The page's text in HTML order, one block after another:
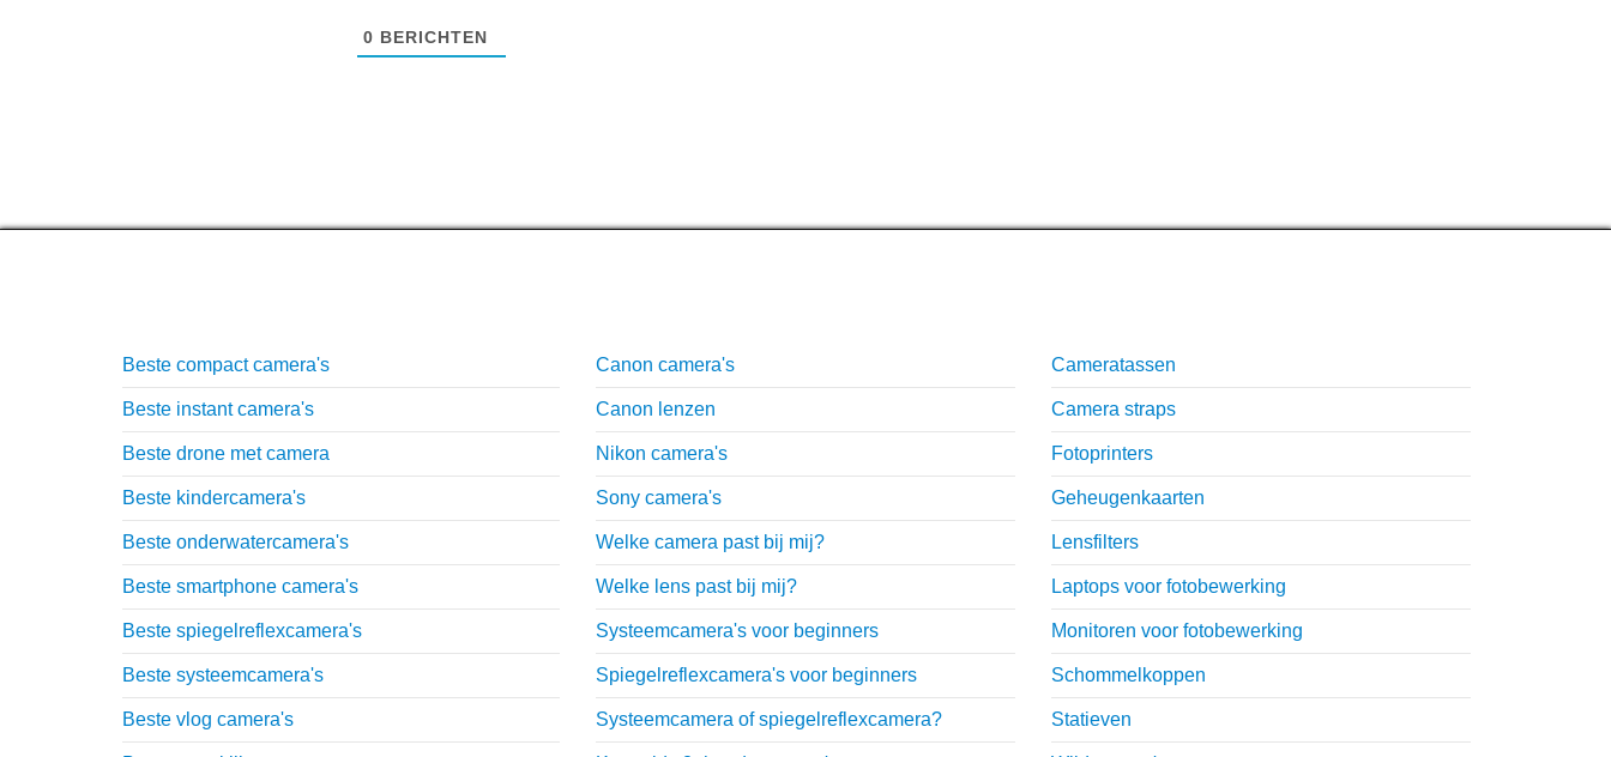
0 BERICHTEN
Beste compact camera's
Beste instant camera's
Beste drone met camera
Beste kindercamera's
Beste onderwatercamera's
Beste smartphone camera's
Beste spiegelreflexcamera's
Beste systeemcamera's
Beste vlog camera's
Canon camera's
Canon lenzen
Nikon camera's
Sony camera's
Welke camera past bij mij?
Welke lens past bij mij?
Systeemcamera's voor beginners
Spiegelreflexcamera's voor beginners
Systeemcamera of spiegelreflexcamera?
Cameratassen
Camera straps
Fotoprinters
Geheugenkaarten
Lensfilters
Laptops voor fotobewerking
Monitoren voor fotobewerking
Schommelkoppen
Statieven